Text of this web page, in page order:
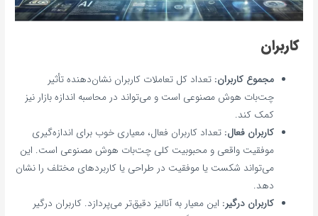
کاربران
مجموع کاربران: تعداد کل تعاملات کاربران نشان‌دهنده تأثیر
چت‌بات هوش مصنوعی است و می‌تواند در محاسبه اندازه بازار نیز
کمک کند.
کاربران فعال: تعداد کاربران فعال، معیاری خوب برای اندازه‌گیری
موفقیت واقعی و محبوبیت کلی چت‌بات هوش مصنوعی است. این
می‌تواند شکست یا موفقیت در طراحی یا کاربردهای مختلف را نشان
دهد.
کاربران درگیر: این معیار به آنالیز دقیق‌تر می‌پردازد. کاربران درگیر